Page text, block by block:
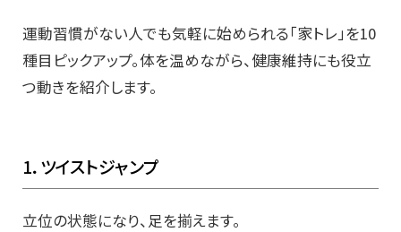
運動習慣がない人でも気軽に始められる「家トレ」を10
種目ピックアップ。体を温めながら、健康維持にも役立
つ動きを紹介します。
1．ツイストジャンプ
立位の状態になり、足を揃えます。